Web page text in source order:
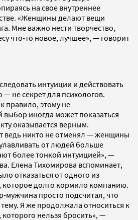
на свое внутреннее
«Женщины делают вещи
Мне важно нести творчество,
что-то новое, лучшее», — говорит
интуиции и действовать
не секрет для психологов.
правило, этому не
иногда может показаться
оказывается верным.
ведь никто не отменял — женщины
от людей больше
более тонкой интуицией», —
Елена Тихомирова вспоминает,
отказаться от одного из
которое долго кормило компанию.
мужчина просто подсчитал, что
Я же продолжала относиться к
которого нельзя бросить», —